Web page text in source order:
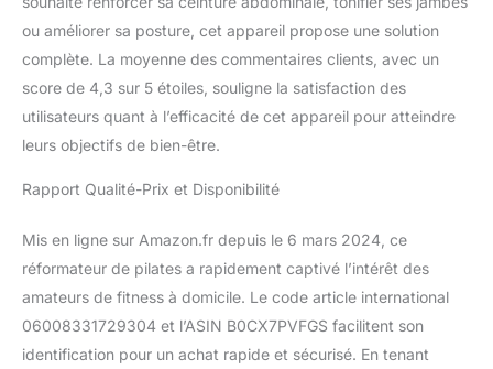
ou améliorer sa posture, cet appareil propose une solution
complète. La moyenne des commentaires clients, avec un
score de 4,3 sur 5 étoiles, souligne la satisfaction des
utilisateurs quant à l’efficacité de cet appareil pour atteindre
leurs objectifs de bien-être.
Rapport Qualité-Prix et Disponibilité
Mis en ligne sur Amazon.fr depuis le 6 mars 2024, ce
réformateur de pilates a rapidement captivé l’intérêt des
amateurs de fitness à domicile. Le code article international
06008331729304 et l’ASIN B0CX7PVFGS facilitent son
identification pour un achat rapide et sécurisé. En tenant